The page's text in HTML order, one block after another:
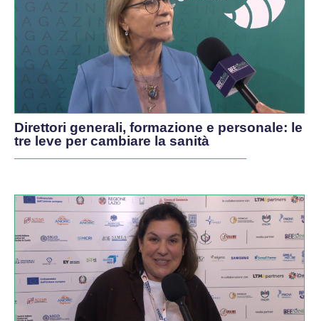
Direttori generali, formazione e personale: le
tre leve per cambiare la sanità